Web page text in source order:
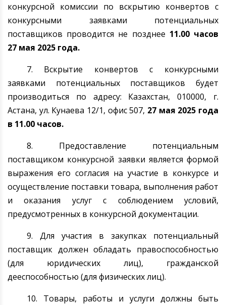
конкурсной комиссии по вскрытию конвертов с
конкурсными заявками потенциальных
поставщиков проводится не позднее 11.00 часов
27 мая 2025 года.
7. Вскрытие конвертов с конкурсными
заявками потенциальных поставщиков будет
производиться по адресу: Казахстан, 010000, г.
Астана, ул. Кунаева 12/1, офис 507, 27 мая 2025 года
в 11.00 часов.
8. Предоставление потенциальным
поставщиком конкурсной заявки является формой
выражения его согласия на участие в конкурсе и
осуществление поставки товара, выполнения работ
и оказания услуг с соблюдением условий,
предусмотренных в конкурсной документации.
9. Для участия в закупках потенциальный
поставщик должен обладать правоспособностью
(для юридических лиц), гражданской
дееспособностью (для физических лиц).
10. Товары, работы и услуги должны быть